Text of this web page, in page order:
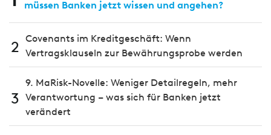
müssen Banken jetzt wissen und angehen?
2 Covenants im Kreditgeschäft: Wenn
Vertragsklauseln zur Bewährungsprobe werden
3
9. MaRisk-Novelle: Weniger Detailregeln, mehr
Verantwortung – was sich für Banken jetzt
verändert